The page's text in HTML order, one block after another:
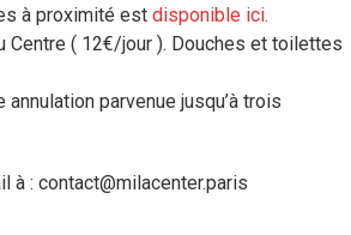
à proximité est disponible ici.
Centre ( 12€/jour ). Douches et toilettes
parvenue jusqu’à trois
à : contact@milacenter.paris